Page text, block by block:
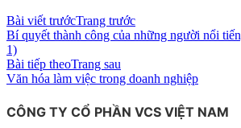
Bài viết trướcTrang trước
Bí quyết thành công của những người nổi
1)
Bài tiếp theoTrang sau
Văn hóa làm việc trong doanh nghiệp
CÔNG TY CỔ PHẦN VCS VIỆT NAM